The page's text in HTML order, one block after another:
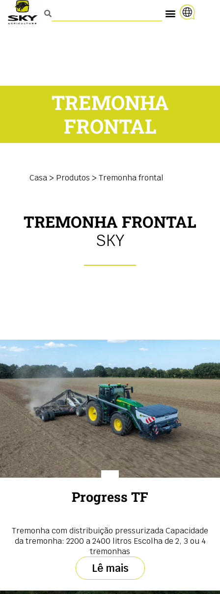
TREMONHA
FRONTAL
Casa > Produtos > Tremonha frontal
TREMONHA FRONTAL
SKY
Progress TF
Tremonha com distribuição pressurizada Capacidade
da tremonha: 2200 a 2400 litros Escolha de 2, 3 ou 4
tremonhas
Lê mais